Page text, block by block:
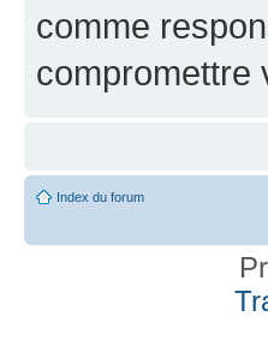
comme
compromettre
Index du forum